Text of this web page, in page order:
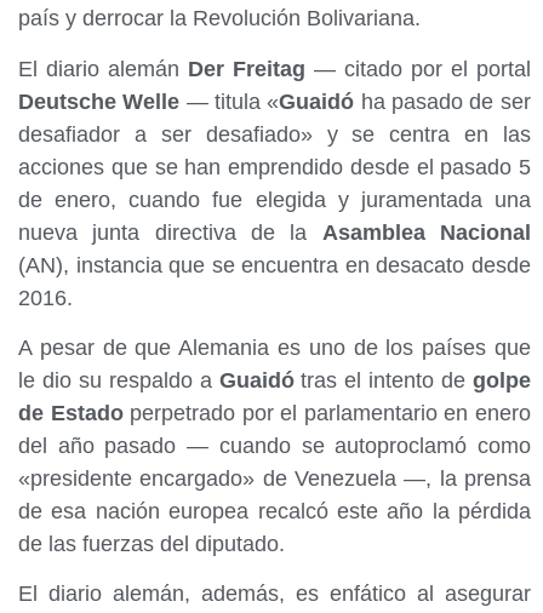
país y derrocar la Revolución Bolivariana.
El diario alemán Der Freitag — citado por el portal
Deutsche Welle — titula «Guaidó ha pasado de ser
desafiador a ser desafiado» y se centra en las
acciones que se han emprendido desde el pasado 5
de enero, cuando fue elegida y juramentada una
nueva junta directiva de la Asamblea Nacional
(AN), instancia que se encuentra en desacato desde
2016.
A pesar de que Alemania es uno de los países que
le dio su respaldo a Guaidótras el intento de golpe
de Estadoperpetrado por el parlamentario en enero
del año pasado — cuando se autoproclamó como
«presidente encargado» de Venezuela —, la prensa
de esa nación europea recalcó este año la pérdida
de las fuerzas del diputado.
El diario alemán, además, es enfático al asegurar